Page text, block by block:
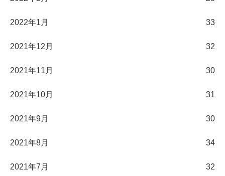
2022年1月 33
2021年12月 32
2021年11月 30
2021年10月 31
2021年9月 30
2021年8月 34
2021年7月 32